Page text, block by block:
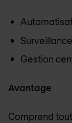
Surveillance
Gestion
Avantage
Comprend